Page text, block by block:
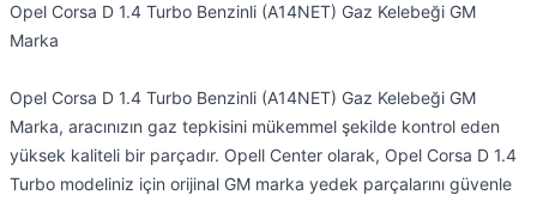
Opel Corsa D 1.4 Turbo Benzinli (A14NET) Gaz Kelebeği GM
Marka
Opel Corsa D 1.4 Turbo Benzinli (A14NET) Gaz Kelebeği GM
Marka, aracınızın gaz tepkisini mükemmel şekilde kontrol eden
yüksek kaliteli bir parçadır. Opell Center olarak, Opel Corsa D 1.4
Turbo modeliniz için orijinal GM marka yedek parçalarını güvenle